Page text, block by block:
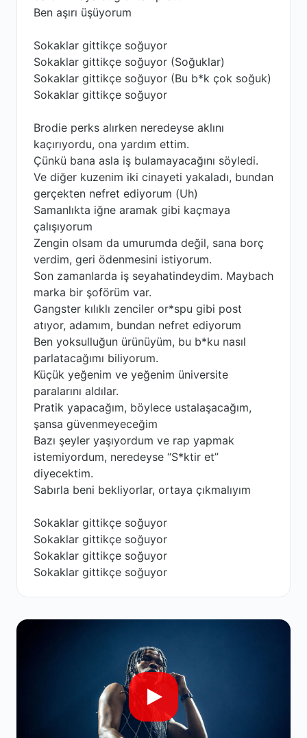
Ben aşırı üşüyorum
Sokaklar gittikçe soğuyor
Sokaklar gittikçe soğuyor (Soğuklar)
Sokaklar gittikçe soğuyor (Bu b*k çok soğuk)
Sokaklar gittikçe soğuyor
Brodie perks alırken neredeyse aklını
kaçırıyordu, ona yardım ettim.
Çünkü bana asla iş bulamayacağını söyledi.
Ve diğer kuzenim iki cinayeti yakaladı, bundan
gerçekten nefret ediyorum (Uh)
Samanlıkta iğne aramak gibi kaçmaya
çalışıyorum
Zengin olsam da umurumda değil, sana borç
verdim, geri ödenmesini istiyorum.
Son zamanlarda iş seyahatindeydim. Maybach
marka bir şoförüm var.
Gangster kılıklı zenciler or*spu gibi post
atıyor, adamım, bundan nefret ediyorum
Ben yoksulluğun ürünüyüm, bu b*ku nasıl
parlatacağımı biliyorum.
Küçük yeğenim ve yeğenim üniversite
paralarını aldılar.
Pratik yapacağım, böylece ustalaşacağım,
şansa güvenmeyeceğim
Bazı şeyler yaşıyordum ve rap yapmak
istemiyordum, neredeyse “S*ktir et”
diyecektim.
Sabırla beni bekliyorlar, ortaya çıkmalıyım
Sokaklar gittikçe soğuyor
Sokaklar gittikçe soğuyor
Sokaklar gittikçe soğuyor
Sokaklar gittikçe soğuyor